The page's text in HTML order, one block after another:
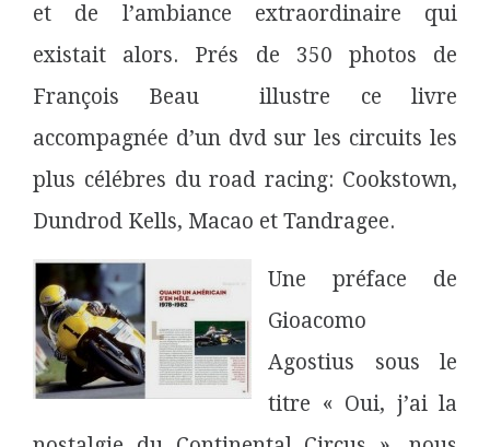
et de l’ambiance extraordinaire qui
existait alors. Prés de 350 photos de
François Beau illustre ce livre
accompagnée d’un dvd sur les circuits les
plus célébres du road racing: Cookstown,
Dundrod Kells, Macao et Tandragee.
Une préface de
Gioacomo
Agostius sous le
titre « Oui, j’ai la